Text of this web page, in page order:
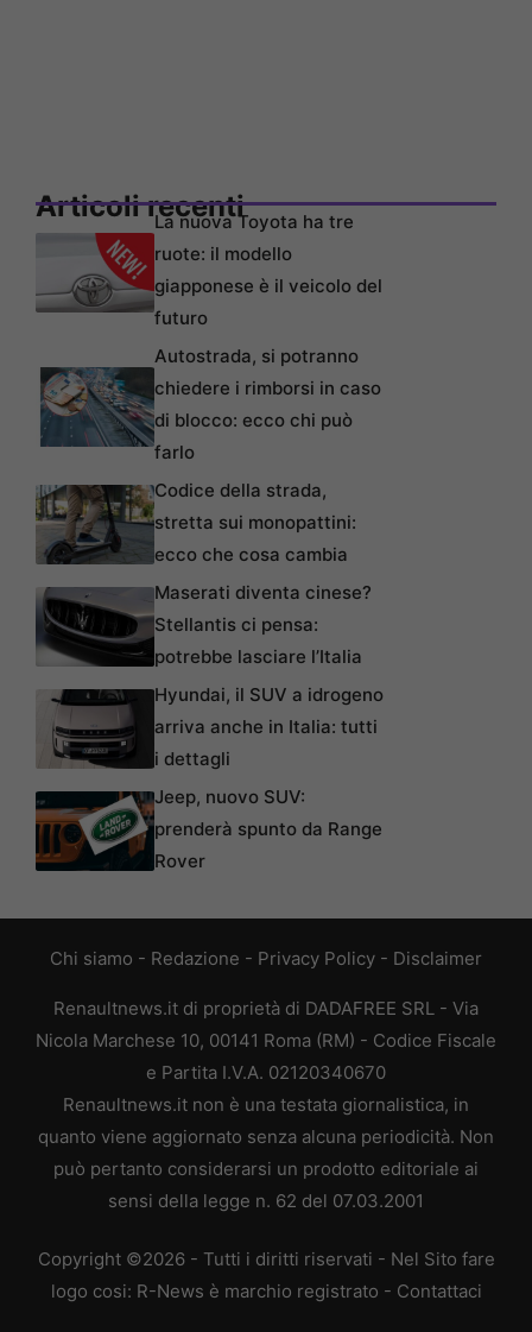
Articoli recentiLa nuova Toyota ha tre
ruote: il modello
giapponese è il veicolo del
futuro
Autostrada, si potranno
chiedere i rimborsi in caso
di blocco: ecco chi può
farlo
Codice della strada,
stretta sui monopattini:
ecco che cosa cambia
Maserati diventa cinese?
Stellantis ci pensa:
potrebbe lasciare l’Italia
Hyundai, il SUV a idrogeno
arriva anche in Italia: tutti
i dettagli
Jeep, nuovo SUV:
prenderà spunto da Range
Rover
Chi siamo - Redazione - Privacy Policy - Disclaimer
Renaultnews.it di proprietà di DADAFREE SRL - Via
Nicola Marchese 10, 00141 Roma (RM) - Codice Fiscale
e Partita I.V.A. 02120340670
Renaultnews.it non è una testata giornalistica, in
quanto viene aggiornato senza alcuna periodicità. Non
può pertanto considerarsi un prodotto editoriale ai
sensi della legge n. 62 del 07.03.2001
Copyright ©2026 - Tutti i diritti riservati - Nel Sito fare
logo cosi: R-News è marchio registrato - Contattaci